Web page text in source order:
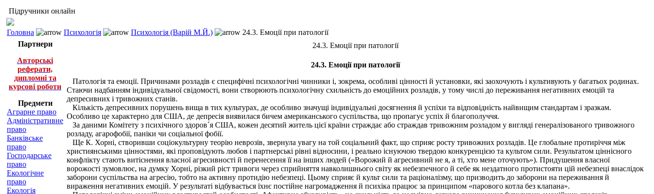
Підручники онлайн
Головна Психологія Психологія (Варій М.Й.)
24.3. Емоції при патології
Партнери
Авторські
реферати,
дипломні та
курсові роботи
Предмети
Аграрне право
Адміністративне
право
Банківське
право
Господарське
право
Екологічне
право
Екологія
24.3. Емоції при патології
24.3. Емоції при патології
Патологія та емоції. Причинами розладів є специфічні психологічні чинники і, зокрема, особливі цінності й установки, які заохочують і культивують у багатьох родинах.
Стаючи надбанням індивідуальної свідомості, вони створюють психологічну схильність до емоційних розладів, у тому числі до переживання негативних емоцій та
депресивних і тривожних станів.
Кількість депресивних порушень вища в тих культурах, де особливо значущі індивідуальні досягнення й успіхи та відповідність найвищим стандартам і зразкам.
Особливо це характерно для США, де депресія виявилася бичем американського суспільства, що пропагує успіх й благополуччя.
За даними Комітету з психічного здоров´я США, кожен десятий житель цієї країни страждає або страждав тривожним розладом у вигляді генералізованого тривожного
розладу, агарофобії, паніки чи соціальної фобії.
Ще К. Хорні, створивши соціокультурну теорію неврозів, звернула увагу на той соціальний факт, що сприяє росту тривожних розладів. Це глобальне протиріччя між
християнськими цінностями, які проповідують любов і партнерські рівні відносини, і реально існуючою твердою конкуренцією та культом сили. Результатом ціннісного
конфлікту стають витіснення власної агресивності й перенесення її на інших людей («Ворожий й агресивний не я, а ті, хто мене оточують»). Придушення власної
ворожості зумовлює, на думку Хорні, різкий ріст тривоги через сприйняття навколишнього світу як небезпечного й себе як нездатного протистояти цій небезпеці внаслідок
заборони суспільства на агресію, тобто на активну протидію небезпеці. Цьому сприяє й культ сили та раціоналізму, що призводить до заборони на переживання й
вираження негативних емоцій. У результаті відбувається їхнє постійне нагромадження й психіка працює за принципом «парового котла без клапана».